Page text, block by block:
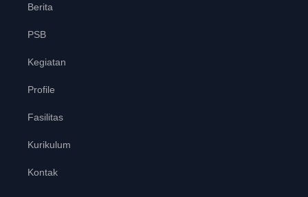
Berita
PSB
Kegiatan
Profile
Fasilitas
Kurikulum
Kontak